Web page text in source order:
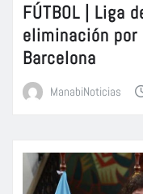
FÚTBOL | Liga
eliminación
Barcelona
ManabiNoticias